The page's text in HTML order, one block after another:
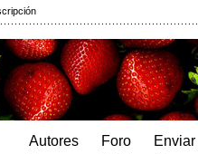
Autores
Foro